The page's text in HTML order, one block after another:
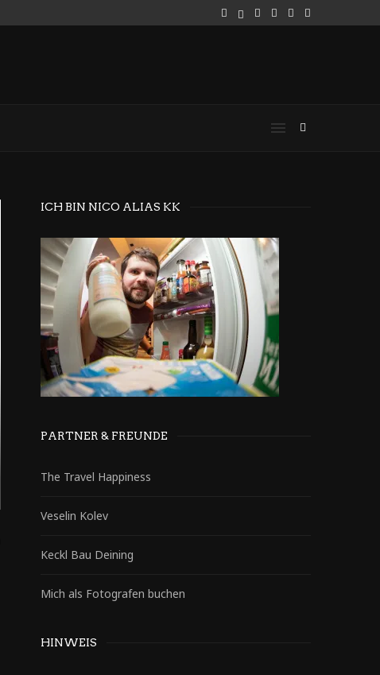
ICH BIN NICO ALIAS KK
PARTNER & FREUNDE
The Travel Happiness
Veselin Kolev
Keckl Bau Deining
Mich als Fotografen buchen
HINWEIS